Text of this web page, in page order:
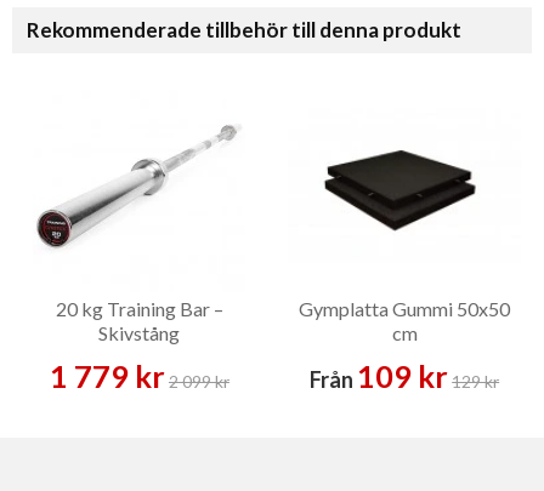
Rekommenderade tillbehör till denna produkt
20 kg Training Bar –
Skivstång
1 779 kr2 099 kr
Gymplatta Gummi 50x50
cm
Från 109 kr129 kr